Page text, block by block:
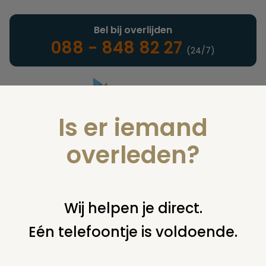
Landelijke uitvaartonderneming
Bel bij overlijden
088 - 848 82 27 (24/7)
U bent hier: home juridisch cremeren bijzetten of
urn ouders naar nederland overbrengen
Is er iemand
overleden?
Wij helpen je direct.
Eén telefoontje is voldoende.